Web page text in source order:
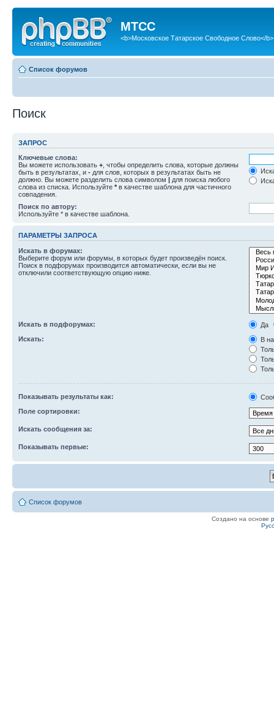
МТСС
<b>Московское Татарское Свободное Слово</b>
Список форумов
Поиск
ЗАПРОС
Ключевые слова:
Вы можете использовать + , чтобы определить слова, которые должны
быть в результатах, и - для слов, которых в результатах быть не
должно. Вы можете разделить слова символом | для поиска любого
слова из списка. Используйте * в качестве шаблона для частичного
совпадения.
Поиск по автору:
Используйте * в качестве шаблона.
ПАРАМЕТРЫ ЗАПРОСА
Искать в форумах:
Выберите форум или форумы, в которых будет произведён поиск.
Поиск в подфорумах производится автоматически, если вы не
отключили соответствующую опцию ниже.
Искать в подфорумах:
Да
Искать:
В
Показывать результаты как:
Поле сортировки:
Искать сообщения за:
Показывать первые:
Список форумов
Создано на основе